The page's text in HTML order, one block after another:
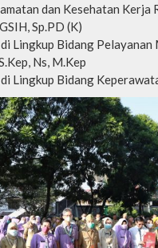
dan Kesehatan Kerja
Sp.PD (K)
Lingkup Bidang
Ns, M.Kep
Lingkup Bidang